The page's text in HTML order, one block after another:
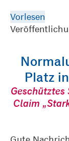
Vorlesen
Platz
Claim